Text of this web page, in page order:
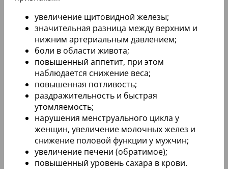
увеличение щитовидной железы;
значительная разница между верхним и
нижним артериальным давлением;
боли в области живота;
повышенный аппетит, при этом
наблюдается снижение веса;
повышенная потливость;
раздражительность и быстрая
утомляемость;
нарушения менструального цикла у
женщин, увеличение молочных желез и
снижение половой функции у мужчин;
увеличение печени (обратимое);
повышенный уровень сахара в крови.